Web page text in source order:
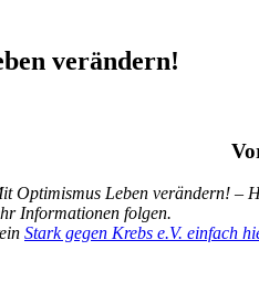
verändern!
Leben verändern! –
Informationen folgen.
Stark gegen Krebs e.V. einfach